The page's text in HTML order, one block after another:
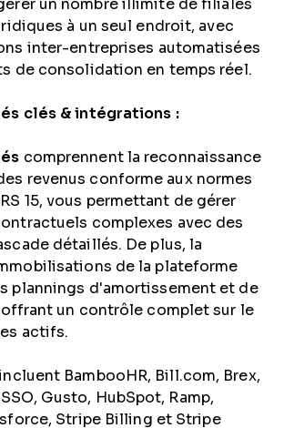
un nombre illimité de filiales
à un seul endroit, avec
inter-entreprises automatisées
de consolidation en temps réel.
clés & intégrations :
comprennent la reconnaissance
revenus conforme aux normes
15, vous permettant de gérer
complexes avec des
détaillés. De plus, la
de la plateforme
plannings d'amortissement et de
un contrôle complet sur le
actifs.
BambooHR, Bill.com, Brex,
Gusto, HubSpot, Ramp,
Stripe Billing et Stripe